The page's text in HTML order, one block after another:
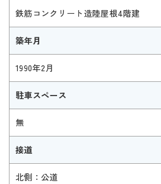
鉄筋コンクリート造陸屋根4階建
築年月
1990年2月
駐車スペース
無
接道
北側：公道